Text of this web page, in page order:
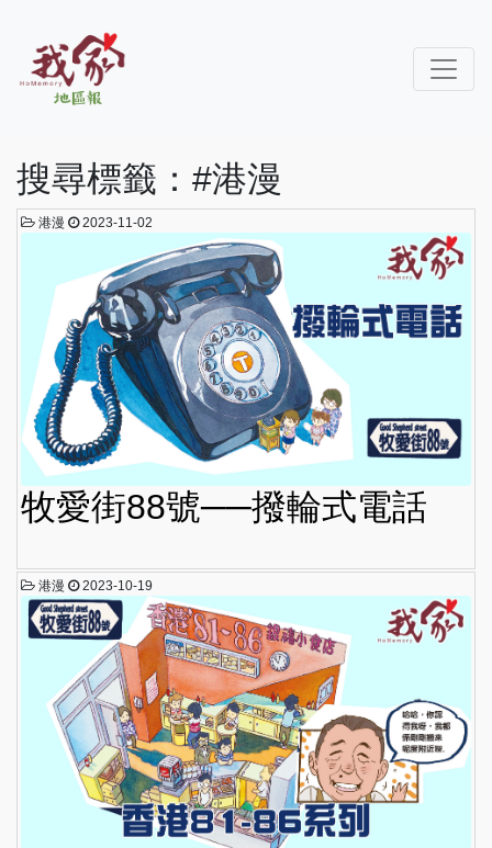
搜尋標籤：#港漫
港漫 2023-11-02
牧愛街88號──撥輪式電話
港漫 2023-10-19